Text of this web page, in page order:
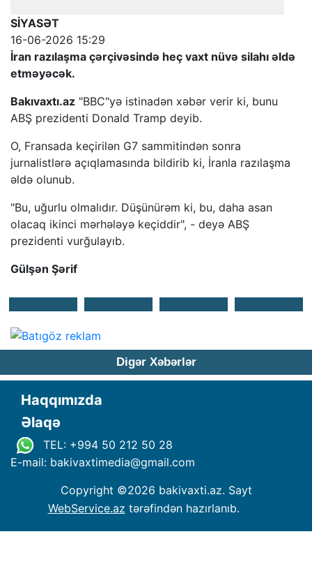
SİYASƏT
16-06-2026 15:29
İran razılaşma çərçivəsində heç vaxt nüvə silahı əldə
etməyəcək.
Bakıvaxtı.az "BBC"yə istinadən xəbər verir ki, bunu
ABŞ prezidenti Donald Tramp deyib.
O, Fransada keçirilən G7 sammitindən sonra
jurnalistlərə açıqlamasında bildirib ki, İranla razılaşma
əldə olunub.
"Bu, uğurlu olmalıdır. Düşünürəm ki, bu, daha asan
olacaq ikinci mərhələyə keçiddir", - deyə ABŞ
prezidenti vurğulayıb.
Gülşən Şərif
Digər Xəbərlər
Haqqımızda
Əlaqə
TEL: +994 50 212 50 28
E-mail: bakivaxtimedia@gmail.com
Copyright ©2026 bakivaxti.az. Sayt
WebService.az tərəfindən hazırlanıb.